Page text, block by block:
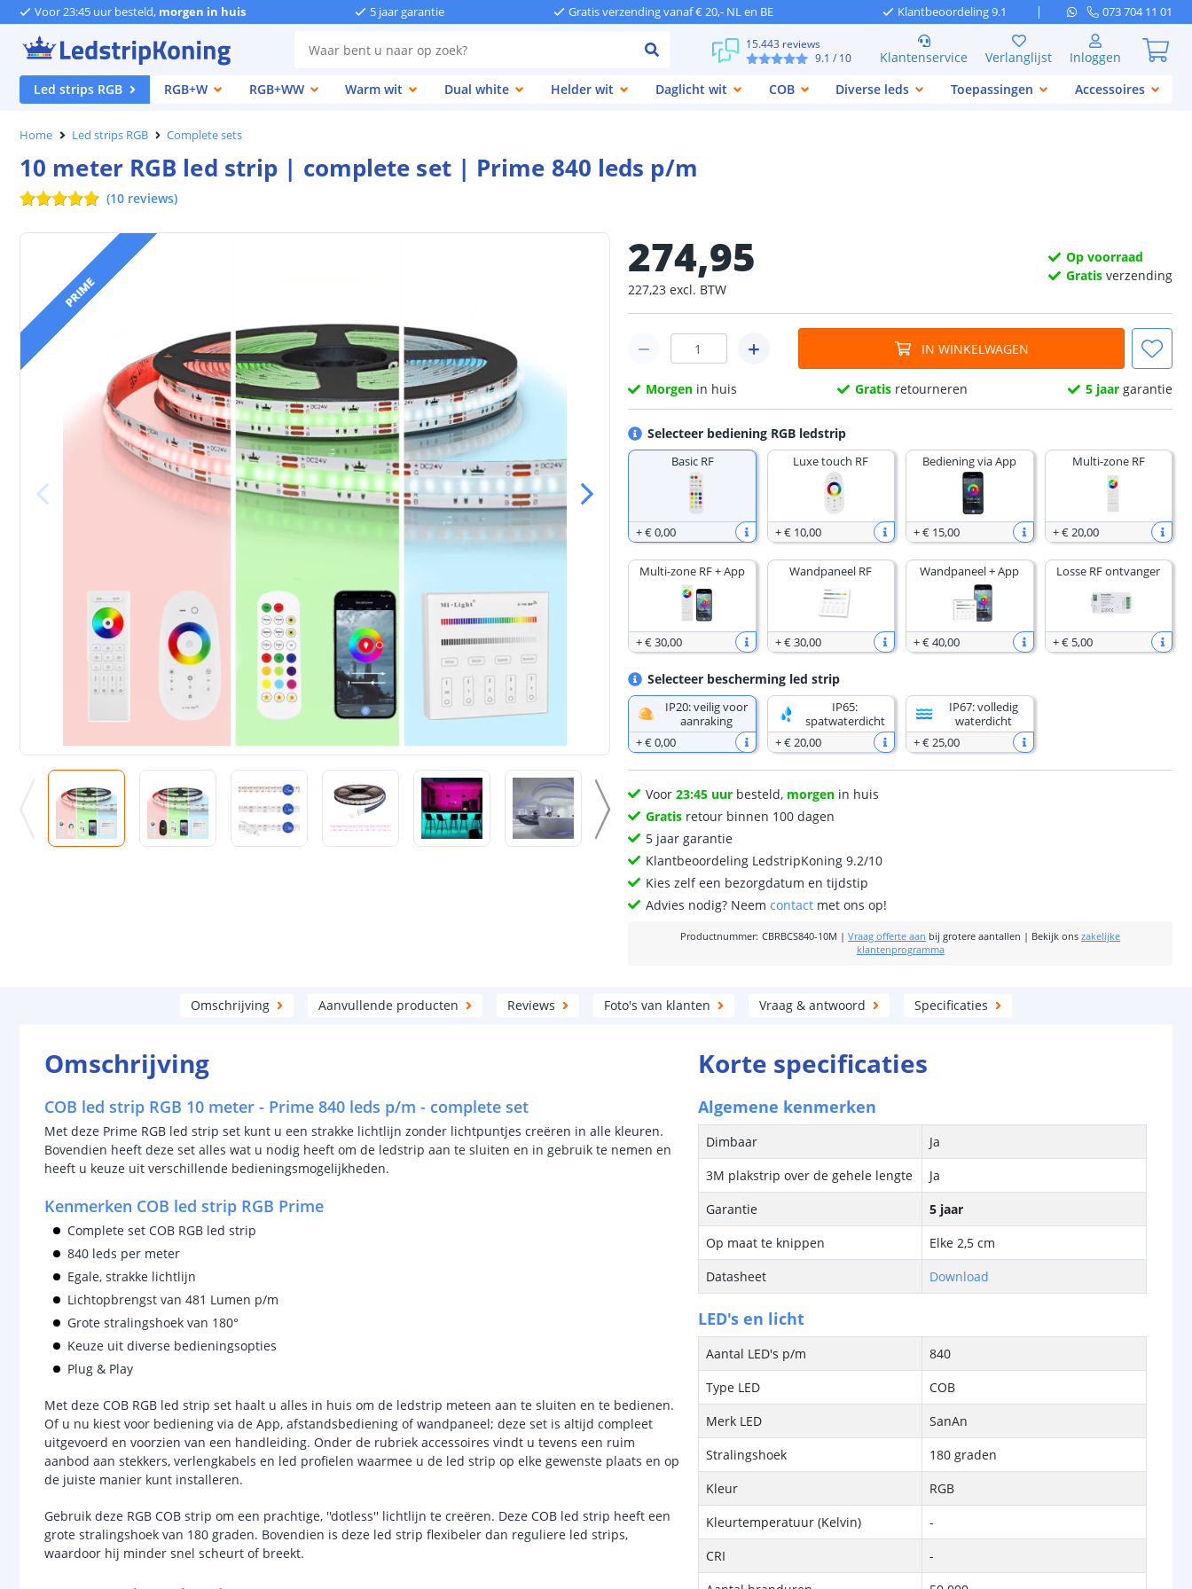
Voor 23:45 uur besteld, morgen in huis 5 jaar garantie Gratis verzending vanaf € 20,- NL en BE Klantbeoordeling 9.1 073 704 11 01
15.443 reviews
9.1 / 10 Klantenservice Verlanglijst
Inloggen
Led strips RGB
RGB+W RGB+WW Warm wit Dual white Helder wit Daglicht wit COB Diverse leds Toepassingen Accessoires
Home Led strips RGB Complete sets
10 meter RGB led strip | complete set | Prime 840 leds p/m
(10 reviews)
PRIME
274,95
227,23 excl. BTW
Op voorraad
Gratis verzending
IN WINKELWAGEN
Morgen in huis Gratis retourneren 5 jaargarantie
Selecteer bediening RGB ledstrip
Basic RF
+€ 0,00
Luxe touch RF
+€ 10,00
Bediening via App
+€ 15,00
Multi-zone RF
+€ 20,00
Multi-zone RF + App
+€ 30,00
Wandpaneel RF
+€ 30,00
Wandpaneel + App
+€ 40,00
Losse RF ontvanger
+€ 5,00
Selecteer bescherming led strip
IP20: veilig voor
aanraking
+€ 0,00
IP65:
spatwaterdicht
+€ 20,00
IP67: volledig
waterdicht
+€ 25,00
Voor23:45 uur besteld, morgen in huis
Gratis retour binnen 100 dagen
5 jaar garantie
Klantbeoordeling LedstripKoning 9.2/10
Kies zelf een bezorgdatum en tijdstip
Advies nodig? Neemcontact met ons op!
Productnummer: CBRBCS840-10M |Vraag offerte aan bij grotere aantallen | Bekijk ons zakelijke
klantenprogramma
Omschrijving Aanvullende producten Reviews Foto's van klanten Vraag & antwoord Specificaties
Omschrijving
COB led strip RGB 10 meter - Prime 840 leds p/m - complete set
Met deze Prime RGB led strip set kunt u een strakke lichtlijn zonder lichtpuntjes creëren in alle kleuren.
Bovendien heeft deze set alles wat u nodig heeft om de ledstrip aan te sluiten en in gebruik te nemen en
heeft u keuze uit verschillende bedieningsmogelijkheden.
Kenmerken COB led strip RGB Prime
Complete set COB RGB led strip
840 leds per meter
Egale, strakke lichtlijn
Lichtopbrengst van 481 Lumen p/m
Grote stralingshoek van 180°
Keuze uit diverse bedieningsopties
Plug & Play
Met deze COB RGB led strip set haalt u alles in huis om de ledstrip meteen aan te sluiten en te bedienen.
Of u nu kiest voor bediening via de App, afstandsbediening of wandpaneel; deze set is altijd compleet
uitgevoerd en voorzien van een handleiding. Onder de rubriek accessoires vindt u tevens een ruim
aanbod aan stekkers, verlengkabels en led profielen waarmee u de led strip op elke gewenste plaats en op
de juiste manier kunt installeren.
Gebruik deze RGB COB strip om een prachtige, ''dotless'' lichtlijn te creëren. Deze COB led strip heeft een
grote stralingshoek van 180 graden. Bovendien is deze led strip flexibeler dan reguliere led strips,
waardoor hij minder snel scheurt of breekt.
Korte specificaties
Algemene kenmerken
Dimbaar
Ja
3M plakstrip over de gehele lengte
Ja
Garantie
5 jaar
Op maat te knippen
Elke 2,5 cm
Datasheet
Download
LED's en licht
Aantal LED's p/m
840
Type LED
COB
Merk LED
SanAn
Stralingshoek
180 graden
Kleur
RGB
Kleurtemperatuur (Kelvin)
-
CRI
-